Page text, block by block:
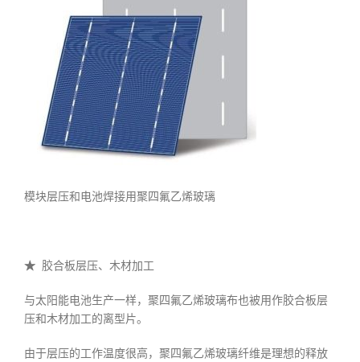
模块层压和电池焊接用聚四氟乙烯玻璃
★ 胶合板层压、木材加工
与太阳能电池生产一样，聚四氟乙烯玻璃布也被用作胶合板层
压和木材加工的离型片。
由于层压的工作温度很高，聚四氟乙烯玻璃纤维是理想的释放